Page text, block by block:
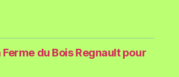
du Bois Regnault pour